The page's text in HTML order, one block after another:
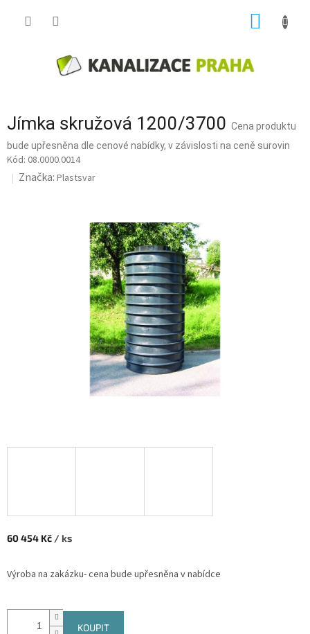
Jímka skružová 1200/3700 Cena produktu
bude upřesněna dle cenové nabídky, v závislosti na ceně surovin
08.0000.0014
Značka: Plastsvar
60 454 Kč / ks
Výroba na zakázku- cena bude upřesněna v nabídce
KOUPIT